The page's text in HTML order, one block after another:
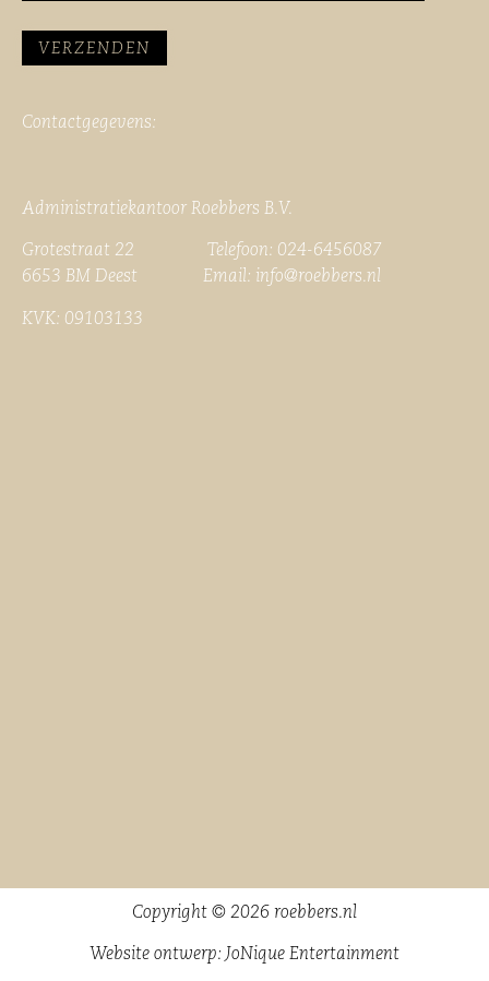
Contactgegevens:
Administratiekantoor Roebbers B.V.
Grotestraat 22 Telefoon: 024-6456087
6653 BM Deest Email: info@roebbers.nl
KVK: 09103133
Copyright © 2026 roebbers.nl
Website ontwerp: JoNique Entertainment